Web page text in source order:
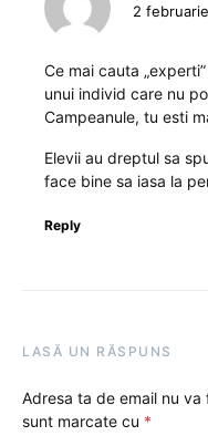
2
Ce mai cauta
unui individ care nu
Campeanule, tu esti
Elevii au dreptul sa
face bine sa iasa la
Reply
LASĂ UN RĂSPUNS
Adresa ta de email nu va
sunt marcate cu *